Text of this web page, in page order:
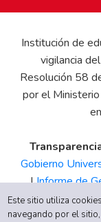
Institución de
vigilancia
Resolución 58
por el
en
Gobierno
|Informe de
Tributario|
Este sitio utiliza
navegando por el